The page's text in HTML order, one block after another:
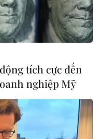
#Khám phá
TP. Huế
Albania
tích cực đến
nghiệp Mỹ